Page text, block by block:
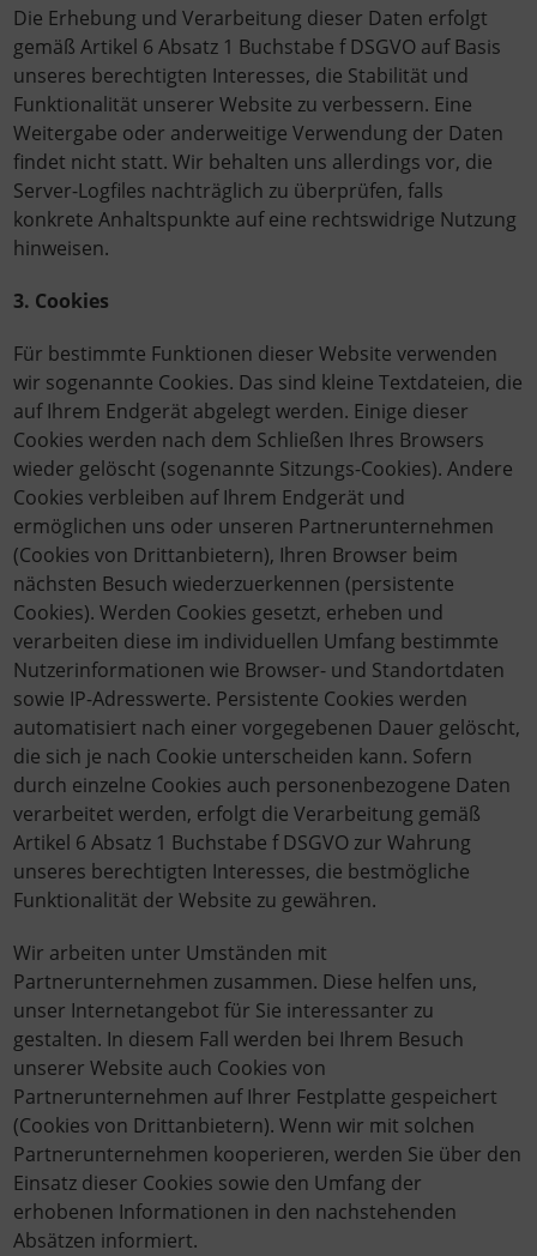
Die Erhebung und Verarbeitung dieser Daten erfolgt
gemäß Artikel 6 Absatz 1 Buchstabe f DSGVO auf Basis
unseres berechtigten Interesses, die Stabilität und
Funktionalität unserer Website zu verbessern. Eine
Weitergabe oder anderweitige Verwendung der Daten
findet nicht statt. Wir behalten uns allerdings vor, die
Server-Logfiles nachträglich zu überprüfen, falls
konkrete Anhaltspunkte auf eine rechtswidrige Nutzung
hinweisen.
3. Cookies
Für bestimmte Funktionen dieser Website verwenden
wir sogenannte Cookies. Das sind kleine Textdateien, die
auf Ihrem Endgerät abgelegt werden. Einige dieser
Cookies werden nach dem Schließen Ihres Browsers
wieder gelöscht (sogenannte Sitzungs-Cookies). Andere
Cookies verbleiben auf Ihrem Endgerät und
ermöglichen uns oder unseren Partnerunternehmen
(Cookies von Drittanbietern), Ihren Browser beim
nächsten Besuch wiederzuerkennen (persistente
Cookies). Werden Cookies gesetzt, erheben und
verarbeiten diese im individuellen Umfang bestimmte
Nutzerinformationen wie Browser- und Standortdaten
sowie IP-Adresswerte. Persistente Cookies werden
automatisiert nach einer vorgegebenen Dauer gelöscht,
die sich je nach Cookie unterscheiden kann. Sofern
durch einzelne Cookies auch personenbezogene Daten
verarbeitet werden, erfolgt die Verarbeitung gemäß
Artikel 6 Absatz 1 Buchstabe f DSGVO zur Wahrung
unseres berechtigten Interesses, die bestmögliche
Funktionalität der Website zu gewähren.
Wir arbeiten unter Umständen mit
Partnerunternehmen zusammen. Diese helfen uns,
unser Internetangebot für Sie interessanter zu
gestalten. In diesem Fall werden bei Ihrem Besuch
unserer Website auch Cookies von
Partnerunternehmen auf Ihrer Festplatte gespeichert
(Cookies von Drittanbietern). Wenn wir mit solchen
Partnerunternehmen kooperieren, werden Sie über den
Einsatz dieser Cookies sowie den Umfang der
erhobenen Informationen in den nachstehenden
Absätzen informiert.